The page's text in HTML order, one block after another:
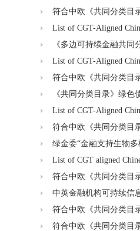
符合中欧《共同分类目
List of CGT-Aligned
《多边可持续金融共同
List of CGT-Aligned
符合中欧《共同分类目
《共同分类目录》绿色
List of CGT-Aligned
符合中欧《共同分类目
绿金委“金融支持生物
List of CGT aligned
符合中欧《共同分类目
中英金融机构可持续信
符合中欧《共同分类目
符合中欧《共同分类目